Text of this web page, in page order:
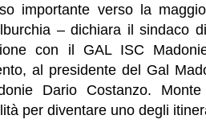
importante verso la
– dichiara il sindaco
con il GAL ISC
al presidente del Gal
Dario Costanzo.
per diventare uno degli